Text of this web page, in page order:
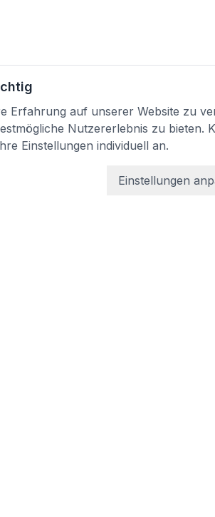
Erfahrung auf unserer Website zu
Nutzererlebnis zu bieten.
Einstellungen individuell an.
Einstellungen